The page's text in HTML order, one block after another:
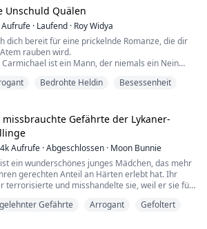
Partnerin sagte das, während sie mit einem
Finger auf mich zeigte. Ich stand still und
schockiert an. Ich kann nicht glauben, dass
Frau die Person ist, mi...
Unschuld Quälen
Aufrufe · Laufend · Roy Widya
dich bereit für eine prickelnde Romanze, die dir
rauben wird.
Carmichael ist ein Mann, der niemals ein Nein
geht. Er macht ihr ein verlockendes Angebot –
Affäre mit ihr. Er ist entschlossen, ihre Mauern
Bedrohte Heldin Besessenheit
missbrauchte Gefährte der Lykaner-
Aufrufe ·Abgeschlossen · Moon Bunnie
ein wunderschönes junges Mädchen, das mehr
gerechten Anteil an Härten erlebt hat. Ihr
terrorisierte und misshandelte sie, weil er sie für
Tag und Nacht, um die Schulden ihres Vaters
Gefährte Arrogant Gefoltert